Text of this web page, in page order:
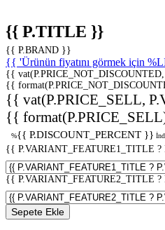
{{ P.TITLE }}
{{ P.BRAND }}
{{ 'Ürünün fiyatını görmek için
{{
{{
{{ vat(P.PRICE_SELL,
{{
%{{ P.DISCOUNT_PERCENT }}
{{ P.VARIANT_FEATURE1_TITLE
{{ P.VARIANT_FEATURE2_TITLE
Sepete Ekle